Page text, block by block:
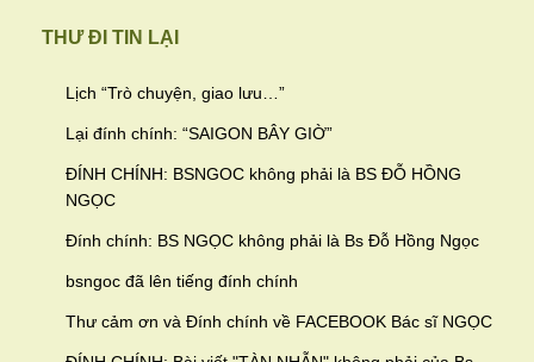
THƯ ĐI TIN LẠI
Lịch “Trò chuyện, giao lưu… ”
Lại đính chính: “SAIGON BÂY GIỜ”
ĐÍNH CHÍNH: BSNGOC không phải là BS ĐỖ HỒNG
NGỌC
Đính chính: BS NGỌC không phải là Bs Đỗ Hồng Ngọc
bsngoc đã lên tiếng đính chính
Thư cảm ơn và Đính chính về FACEBOOK Bác sĩ NGỌC